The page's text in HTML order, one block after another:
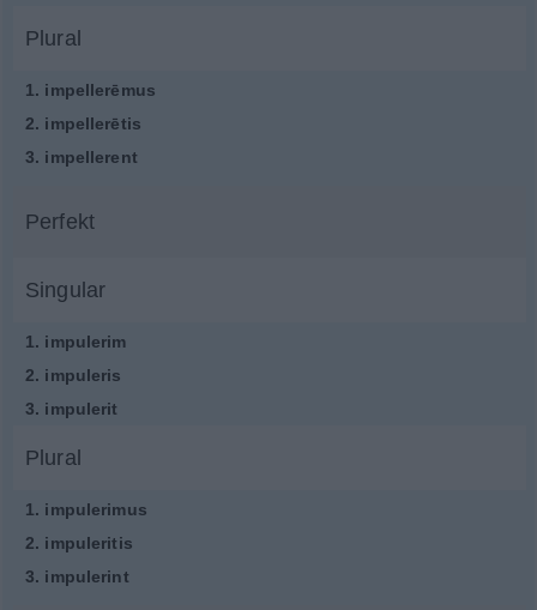
Plural
1. impellerēmus
2. impellerētis
3. impellerent
Perfekt
Singular
1. impulerim
2. impuleris
3. impulerit
Plural
1. impulerimus
2. impuleritis
3. impulerint